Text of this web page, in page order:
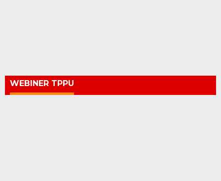
WEBINER TPPU